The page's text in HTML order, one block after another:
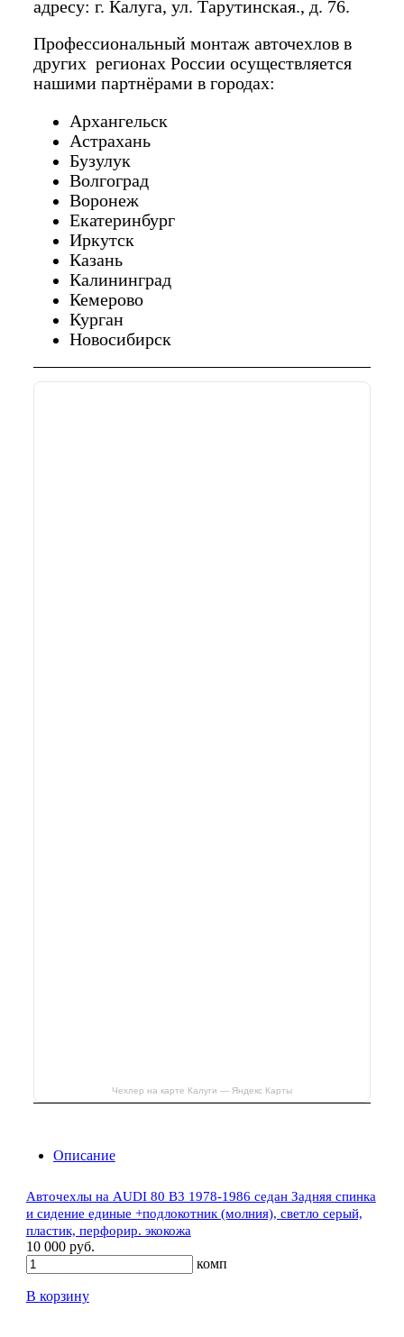
адресу: г. Калуга, ул. Тарутинская., д. 76.
Профессиональный монтаж авточехлов в
других регионах России осуществляется
нашими партнёрами в городах:
Архангельск
Астрахань
Бузулук
Волгоград
Воронеж
Екатеринбург
Иркутск
Казань
Калининград
Кемерово
Курган
Новосибирск
Чехлер на карте Калуги — Яндекс Карты
Описание
Авточехлы на AUDI 80 В3 1978-1986 седан Задняя спинка
и сидение единые +подлокотник (молния), светло серый,
пластик, перфорир. экокожа
10 000 руб.
комп
В корзину